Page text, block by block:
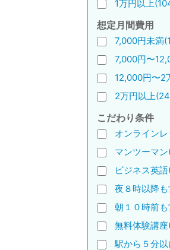
1万円以上
想定月間費用
7,000円未満
7,000円〜
12,000円〜2
2万円以上
こだわり条件
オンライン
マンツーマ
ビジネス英語
夜８時以降
朝１０時前
無料体験講
駅から５分